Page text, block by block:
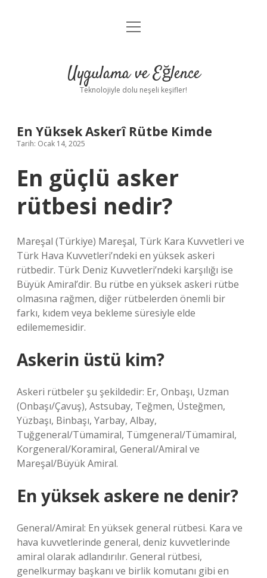
Anasayfa
Yasal Uyarı
menüyü
Uygulama ve Eğlence
Teknolojiyle dolu neşeli keşifler!
En Yüksek Askerî Rütbe Kimde
Tarih: Ocak 14, 2025
En güçlü asker
rütbesi nedir?
Mareşal (Türkiye) Mareşal, Türk Kara Kuvvetleri ve
Türk Hava Kuvvetleri’ndeki en yüksek askeri
rütbedir. Türk Deniz Kuvvetleri’ndeki karşılığı ise
Büyük Amiral’dir. Bu rütbe en yüksek askeri rütbe
olmasına rağmen, diğer rütbelerden önemli bir
farkı, kıdem veya bekleme süresiyle elde
edilememesidir.
Askerin üstü kim?
Askeri rütbeler şu şekildedir: Er, Onbaşı, Uzman
(Onbaşı/Çavuş), Astsubay, Teğmen, Üsteğmen,
Yüzbaşı, Binbaşı, Yarbay, Albay,
Tuğgeneral/Tümamiral, Tümgeneral/Tümamiral,
Korgeneral/Koramiral, General/Amiral ve
Mareşal/Büyük Amiral.
En yüksek askere ne denir?
General/Amiral: En yüksek general rütbesi. Kara ve
hava kuvvetlerinde general, deniz kuvvetlerinde
amiral olarak adlandırılır. General rütbesi,
genelkurmay başkanı ve birlik komutanı gibi en